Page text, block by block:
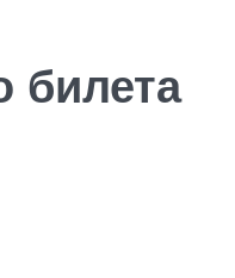
билета